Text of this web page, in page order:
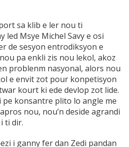
sa klib e ler nou ti
led Msye Michel Savy e osi
de sesyon entrodiksyon e
pa enkli zis nou lekol, akoz
problenm nasyonal, alors nou
e envit zot pour konpetisyon
kourt ki ede devlop zot lide.
konsantre plito lo angle me
nou, nou’n deside agrandi
ti dir.
i ganny fer dan Zedi pandan